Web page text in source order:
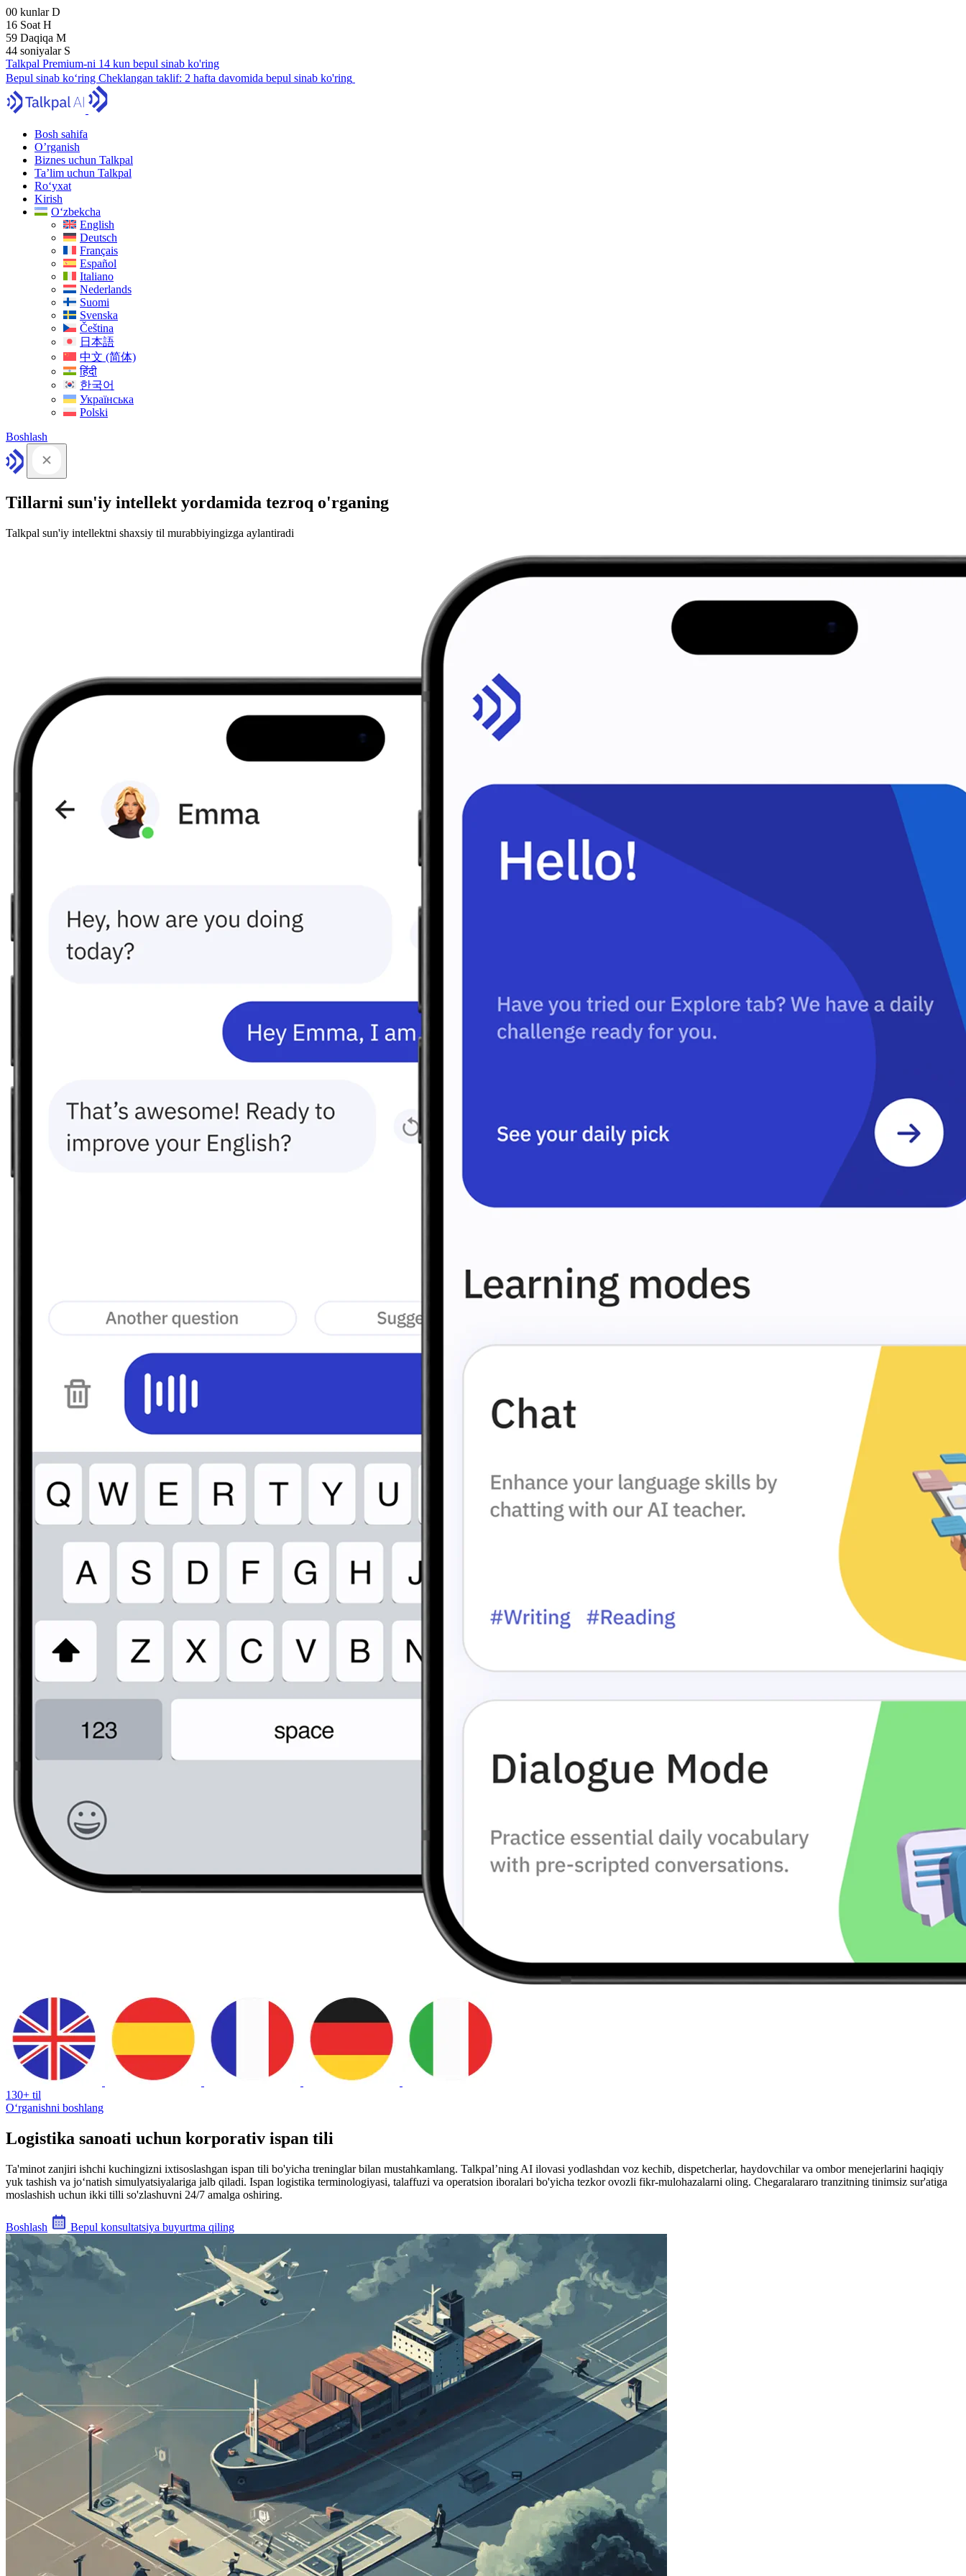
00 kunlarD
16 Soat H
59 Daqiqa M
43 soniyalar S
Talkpal Premium-ni 14 kun bepul sinab ko'ring
Bepul sinab ko‘ring Cheklangan taklif: 2 hafta davomida bepul sinab ko'ring
Bosh sahifa
O’rganish
Biznes uchun Talkpal
Ta’lim uchun Talkpal
Ro‘yxat
Kirish
O‘zbekcha
English
Deutsch
Français
Español
Italiano
Nederlands
Suomi
Svenska
Čeština
日本語
中文 (简体)
हिंदी
한국어
Українська
Polski
Boshlash
Tillarni sun'iy intellekt yordamida tezroq o'rganing
Talkpal sun'iy intellektni shaxsiy til murabbiyingizga aylantiradi
130+ til
Oʻrganishni boshlang
Logistika sanoati uchun korporativ ispan tili
Ta'minot zanjiri ishchi kuchingizni ixtisoslashgan ispan tili bo'yicha treninglar bilan mustahkamlang. Talkpal’ning AI ilovasi yodlashdan voz kechib, dispetcherlar, haydovchilar va ombor menejerlarini haqiqiy
yuk tashish va jo‘natish simulyatsiyalariga jalb qiladi. Ispan logistika terminologiyasi, talaffuzi va operatsion iboralari bo'yicha tezkor ovozli fikr-mulohazalarni oling. Chegaralararo tranzitning tinimsiz sur'atiga
moslashish uchun ikki tilli so'zlashuvni 24/7 amalga oshiring.
Boshlash Bepul konsultatsiya buyurtma qiling